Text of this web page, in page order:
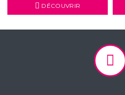
DÉCOUVRIR